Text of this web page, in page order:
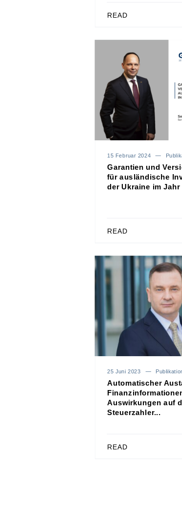
READ
15 Februar 2024
Garantien und
für ausländische
der Ukraine im Jahr
READ
25 Juni 2023
Automatischer
Auswirkungen auf
Steuerzahler...
READ